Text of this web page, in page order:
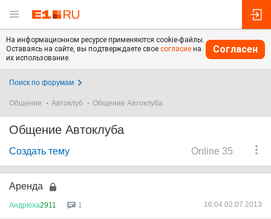
На информационном ресурсе применяются cookie-файлы.
Оставаясь на сайте, вы подтверждаете свое согласие на
их использование.
Согласен
Поиск по форумам
Общение Автоклуб Общение Автоклуба
Общение Автоклуба
Online 35
Создать тему
Аренда
Андрюха2911 1 16:04 02.07.2013